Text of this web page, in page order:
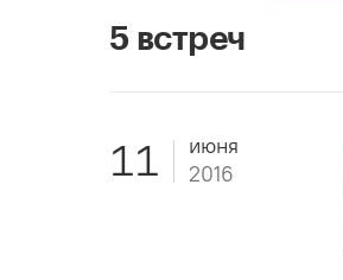
5 встреч
11
июня
2016